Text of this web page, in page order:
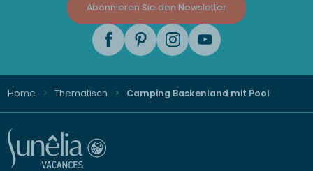
Abonnieren Sie den Newsletter
Home Thematisch Camping Baskenland mit Pool